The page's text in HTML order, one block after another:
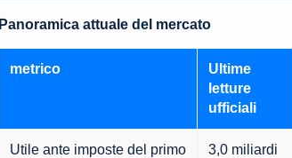
Panoramica attuale del mercato
metrico
Ultime
letture
ufficiali
Utile ante imposte del primo
3,0 miliardi